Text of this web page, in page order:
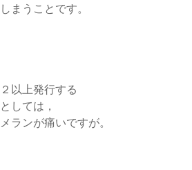
まうことです。
以上発行する
しては，
ランが痛いですが。